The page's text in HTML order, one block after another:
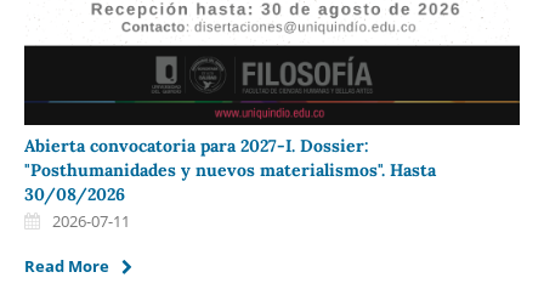
Abierta convocatoria para 2027-I. Dossier:
"Posthumanidades y nuevos materialismos". Hasta
30/08/2026
2026-07-11
Read More